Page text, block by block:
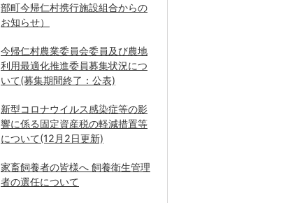
部町今帰仁村携行施設組合からの
お知らせ）
今帰仁村農業委員会委員及び農地
利用最適化推進委員募集状況につ
いて(募集期間終了：公表)
新型コロナウイルス感染症等の影
響に係る固定資産税の軽減措置等
について(12月2日更新)
家畜飼養者の皆様へ 飼養衛生管理
者の選任について